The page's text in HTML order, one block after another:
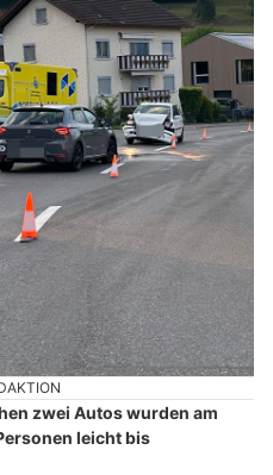
zwei Autos wurden am
leicht bis